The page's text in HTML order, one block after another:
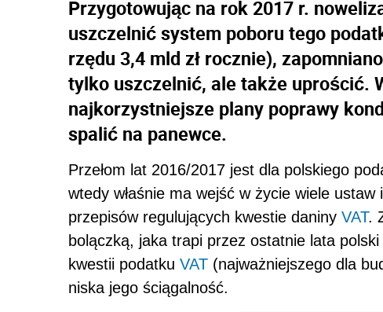
Przygotowując na rok 2017 r.
uszczelnić system poboru tego
rzędu 3,4 mld zł rocznie),
tylko uszczelnić, ale także uprościć.
najkorzystniejsze plany poprawy
spalić na panewce.
Przełom lat 2016/2017 jest dla polskiego
wtedy właśnie ma wejść w życie wiele
przepisów regulujących kwestie daniny VAT.
bolączką, jaka trapi przez ostatnie lata
kwestii podatku VAT (najważniejszego dla
niska jego ściągalność.